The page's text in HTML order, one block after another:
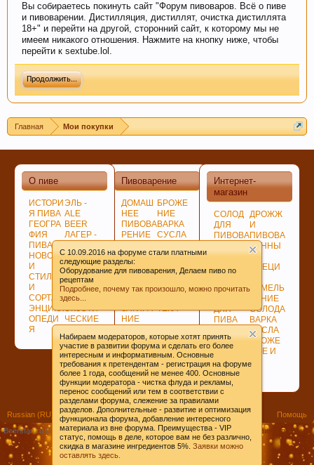
Если Вам нравится наш сайт, форум и
интернет-магазин, пожалуйста, поделитесь
ссылкой в соц сетях и в соц закладках. Тем
самым нас станет больше :) Спасибо!
Любое общение, которое не по-теме ПРОШУ
переносить вчат.
При приеме пива у мужчин выделяется гормон
дофамин, отвечающий за чувство
удовлетворения. При этом удовольствие
C 10.09.2016 на форуме стали платными
следующие разделы:
Оборудование для пивоварения, Делаем пиво по
рецептам
Подробнее, почему так произошло, можно прочитать
здесь...
Набираем модераторов, которые хотят принять
участие в развитии форума и сделать его более
интересным и информативным. Основные
требования к претендентам - регистрация на форуме
более 1 года, сообщений не менее 400. Основные
функции модератора - чистка флуда и рекламы,
перенос сообщений или тем в соответствии с
разделами форума, слежение за правилами
разделов. Дополнительные - развитие и оптимизация
функционала форума, добавление интересного
материала из вне форума. Преимущества - VIP
статус, помощь в деле, которое вам не без различно,
скидка в магазине ингредиентов 5%. Заявки можно
оставлять здесь.
Вы собираетесь покинуть сайт "Форум пивоваров. Всё о пиве
и пивоварении. Дистилляция, дистиллят, очистка дистиллята
18+" и перейти на другой, сторонний сайт, к которому мы не
имеем никакого отношения. Нажмите на кнопку ниже, чтобы
перейти к sextube.lol.
Продолжить...
Главная Мои покупки
Интернет-
магазин
СОЛОД
ДЛЯ
ПИВОВА
НЕСОЛ
ОЖЕНО
СЫРЬЁ
ДЛЯ
ПИВА
ВАРКИ
ХМЕЛЯ
ДРОЖЖ
И
ПИВОВА
РЕННЫ
Е
СПЕЦИ
ИЗМЕЛЬ
ЧЕНИЕ
СОЛОДА
ВАРКА
СУСЛА
БРОЖЕ
НИЕ И
ВЫДЕРЖКА
ПИВА
О пиве
ИСТОРИ
Я ПИВА
ГЕОГРА
ФИЯ
ПИВА
НОВОСТ
И
СТИЛИ
И
СОРТА
ЭНЦИКЛ
ОПЕДИ
Я
ЭЛЬ -
ALE
BEER
ЛАГЕР -
ПО
ЦВЕТУ
ГИБРИД
НЫЕ
СОРТА
ЭКЗОТИ
ЧЕСКИЕ
Пивоварение
ДОМАШ
НЕЕ
ПИВОВА
РЕНИЕ
ОВКА,
ПРОГРА
СОВЕТ
ЗАТИРА
НИЕ
БРОЖЕ
НИЕ
ВАРКА
СУСЛА
LAGER
СОЗРЕВ
АНИЕ
ПИВА
ТЕКА
Russian (RU)
Помощь
Условия и правила
Beersfan.ru ©2009-20ХХ